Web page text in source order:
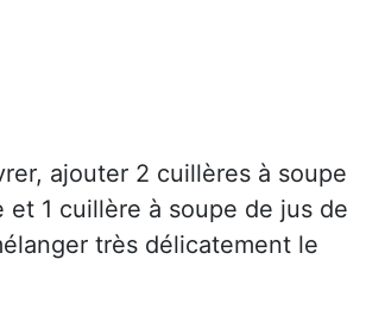
ajouter 2 cuillères à soupe
et 1 cuillère à soupe de jus de
très délicatement le